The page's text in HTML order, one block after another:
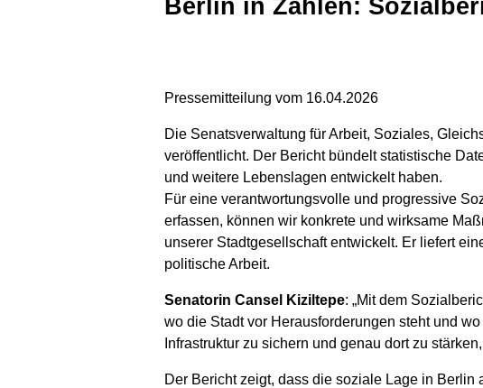
Berlin in Zahlen:
Pressemitteilung vom 16.04.2026
Die Senatsverwaltung für Arbeit, Soziales,
veröffentlicht. Der Bericht bündelt statistische
und weitere Lebenslagen entwickelt haben.
Für eine verantwortungsvolle und progressive
erfassen, können wir konkrete und wirksame
unserer Stadtgesellschaft entwickelt. Er liefert
politische Arbeit.
Senatorin Cansel Kiziltepe: „Mit dem
wo die Stadt vor Herausforderungen steht und
Infrastruktur zu sichern und genau dort zu
Der Bericht zeigt, dass die soziale Lage in